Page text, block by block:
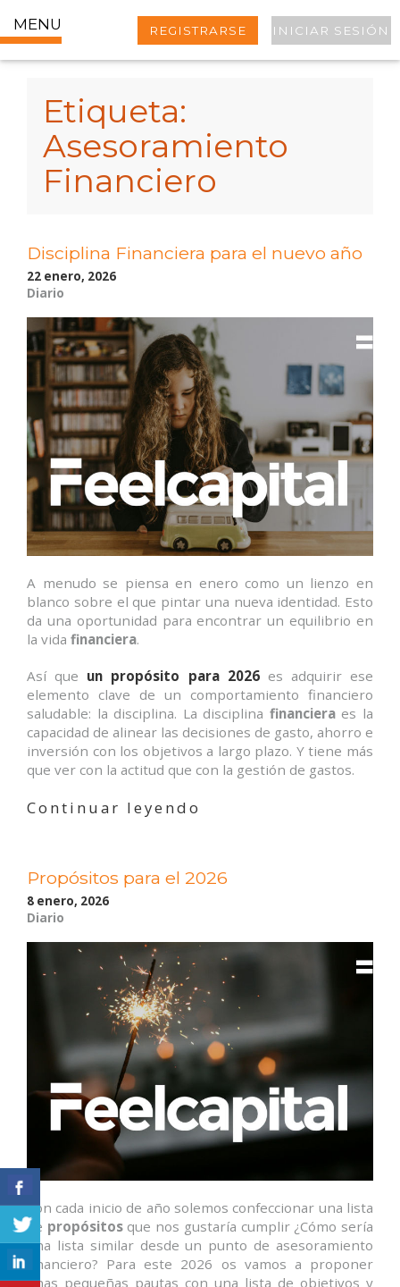
MENU REGISTRARSE INICIAR SESIÓN
Etiqueta:
Asesoramiento
Financiero
Disciplina Financiera para el nuevo año
22 enero, 2026
Diario
A menudo se piensa en enero como un lienzo en
blanco sobre el que pintar una nueva identidad. Esto
da una oportunidad para encontrar un equilibrio en
la vida financiera.
Así que un propósito para 2026es adquirir ese
elemento clave de un comportamiento financiero
saludable: la disciplina. La disciplina financieraes la
capacidad de alinear las decisiones de gasto, ahorro e
inversión con los objetivos a largo plazo. Y tiene más
que ver con la actitud que con la gestión de gastos.
Continuar leyendo
nuevo
Propósitos para el 2026
8 enero, 2026
Diario
Con cada inicio de año solemos confeccionar una lista
de propósitosque nos gustaría cumplir ¿Cómo sería
una lista similar desde un punto de asesoramiento
financiero? Para este 2026 os vamos a proponer
unas pequeñas pautas con una lista de objetivos y